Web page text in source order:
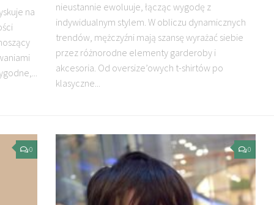
na
nieustannie ewoluuje, łącząc wygodę z
indywidualnym stylem. W obliczu dynamicznych
trendów, mężczyźni mają szansę wyrażać siebie
przez różnorodne elementy garderoby i
akcesoria. Od oversize’owych t-shirtów po
klasyczne...
0 0